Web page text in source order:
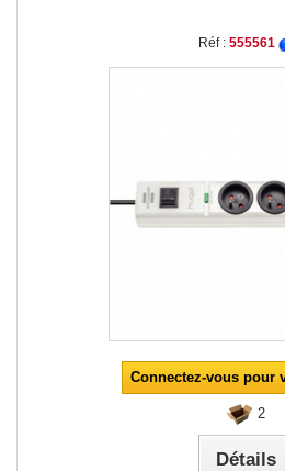
Réf : 555561
Connectez-vous pour
2
Détails